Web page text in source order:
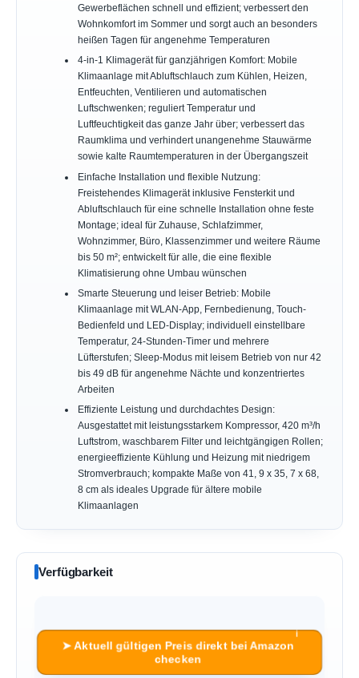
Gewerbeflächen schnell und effizient; verbessert den
Wohnkomfort im Sommer und sorgt auch an besonders
heißen Tagen für angenehme Temperaturen
4-in-1 Klimagerät für ganzjährigen Komfort: Mobile
Klimaanlage mit Abluftschlauch zum Kühlen, Heizen,
Entfeuchten, Ventilieren und automatischen
Luftschwenken; reguliert Temperatur und
Luftfeuchtigkeit das ganze Jahr über; verbessert das
Raumklima und verhindert unangenehme Stauwärme
sowie kalte Raumtemperaturen in der Übergangszeit
Einfache Installation und flexible Nutzung:
Freistehendes Klimagerät inklusive Fensterkit und
Abluftschlauch für eine schnelle Installation ohne feste
Montage; ideal für Zuhause, Schlafzimmer,
Wohnzimmer, Büro, Klassenzimmer und weitere Räume
bis 50 m²; entwickelt für alle, die eine flexible
Klimatisierung ohne Umbau wünschen
Smarte Steuerung und leiser Betrieb: Mobile
Klimaanlage mit WLAN-App, Fernbedienung, Touch-
Bedienfeld und LED-Display; individuell einstellbare
Temperatur, 24-Stunden-Timer und mehrere
Lüfterstufen; Sleep-Modus mit leisem Betrieb von nur 42
bis 49 dB für angenehme Nächte und konzentriertes
Arbeiten
Effiziente Leistung und durchdachtes Design:
Ausgestattet mit leistungsstarkem Kompressor, 420 m³/h
Luftstrom, waschbarem Filter und leichtgängigen Rollen;
energieeffiziente Kühlung und Heizung mit niedrigem
Stromverbrauch; kompakte Maße von 41, 9 x 35, 7 x 68,
8 cm als ideales Upgrade für ältere mobile
Klimaanlagen
Verfügbarkeit
➤ Aktuell gültigen Preis direkt bei Amazon
checken
ℹ︎